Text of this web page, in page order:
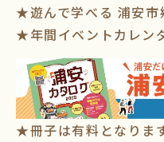
★遊んで学べる 浦安市
★年間イベントカレン
★冊子は有料となりま